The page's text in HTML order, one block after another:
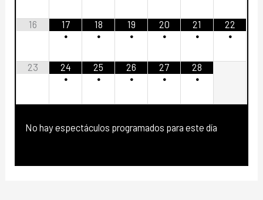
16
17
•
18
•
19
•
20
•
21
•
22
•
23
24
•
25
•
26
•
27
•
28
•
No hay espectáculos programados para este día